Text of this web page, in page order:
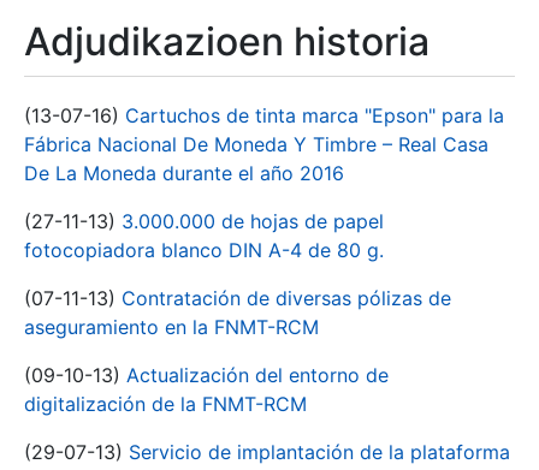
Adjudikazioen historia
(13-07-16) Cartuchos de tinta marca "Epson" para la
Fábrica Nacional De Moneda Y Timbre – Real Casa
De La Moneda durante el año 2016
(27-11-13) 3.000.000 de hojas de papel
fotocopiadora blanco DIN A-4 de 80 g.
(07-11-13) Contratación de diversas pólizas de
aseguramiento en la FNMT-RCM
(09-10-13) Actualización del entorno de
digitalización de la FNMT-RCM
(29-07-13) Servicio de implantación de la plataforma